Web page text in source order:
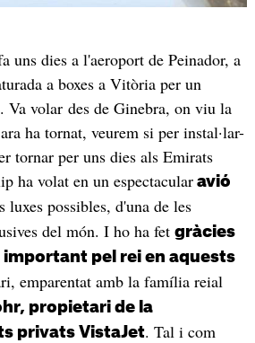
uns dies a l'aeroport de Peinador, a
a boxes a Vitòria per un
Va volar des de Ginebra, on viu la
ha tornat, veurem si per instal·lar-
tornar per uns dies als Emirats
ha volat en un espectacularavió
possibles, d'una de les
del món. I ho ha fet gràcies
important pel rei en aquests
emparentat amb la família reial
propietari de la
privats VistaJet. Tal i com